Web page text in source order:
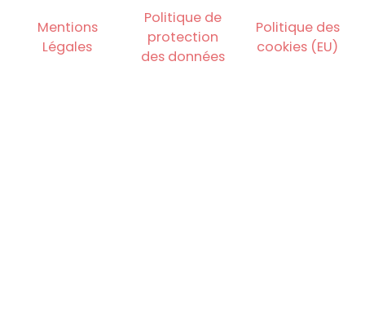
Mentions
Légales
Politique de
protection
des données
Politique des
cookies (EU)